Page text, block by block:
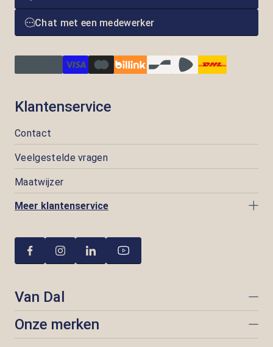
Chat met een medewerker
Klantenservice
Contact
Veelgestelde vragen
Maatwijzer
Meer klantenservice
Van Dal
Onze merken